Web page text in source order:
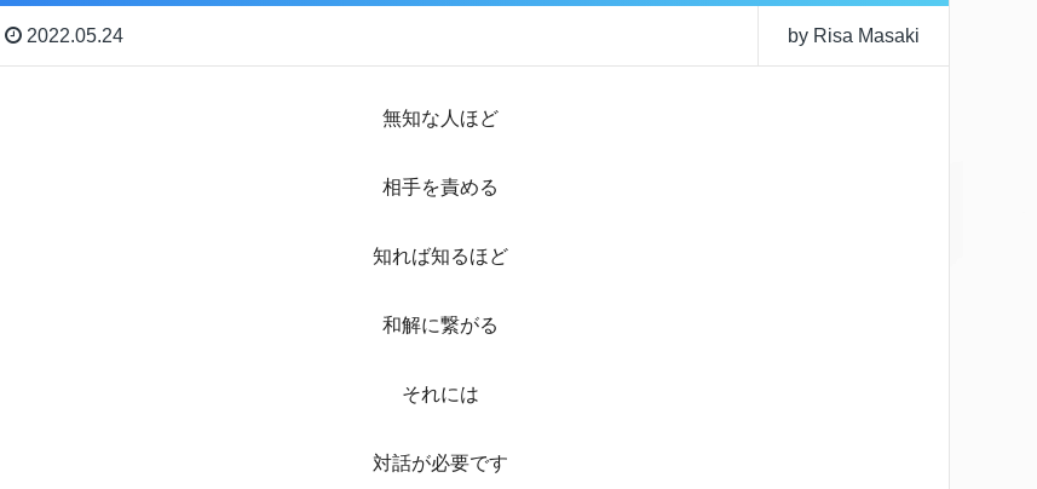
2022.05.24 by Risa Masaki
無知な人ほど
相手を責める
知れば知るほど
和解に繋がる
それには
対話が必要です